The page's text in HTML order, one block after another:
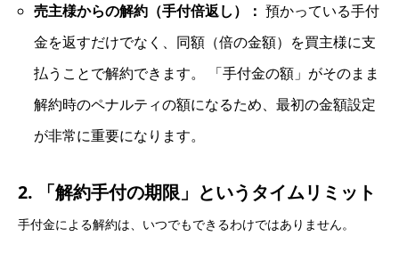
売主様からの解約（手付倍返し）： 預かっている手付
金を返すだけでなく、同額（倍の金額）を買主様に支
払うことで解約できます。 「手付金の額」がそのまま
解約時のペナルティの額になるため、最初の金額設定
が非常に重要になります。
2. 「解約手付の期限」というタイムリミット
手付金による解約は、いつでもできるわけではありません。